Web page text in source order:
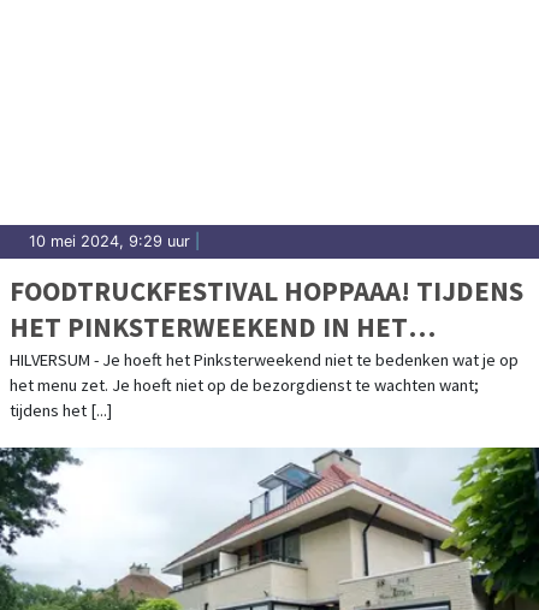
10 mei 2024, 9:29 uur
FOODTRUCKFESTIVAL HOPPAAA! TIJDENS
HET PINKSTERWEEKEND IN HET
DUDOKPARK IN HILVERSUM!
HILVERSUM - Je hoeft het Pinksterweekend niet te bedenken wat je op
het menu zet. Je hoeft niet op de bezorgdienst te wachten want;
tijdens het [...]